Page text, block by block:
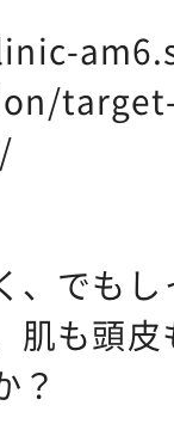
、でもし
肌も頭
？